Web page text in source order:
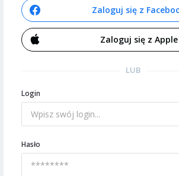
Zaloguj się z
Zaloguj się z Apple
LUB
Login
Hasło